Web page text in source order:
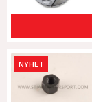
NYHET